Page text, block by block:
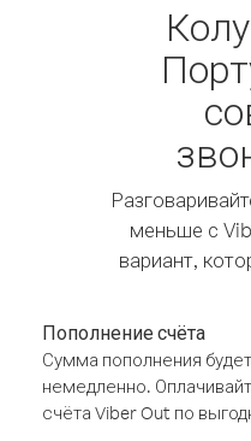
меньше с
вариант,
Пополнение счёта
Сумма пополнения
немедленно.
счёта Viber Out по